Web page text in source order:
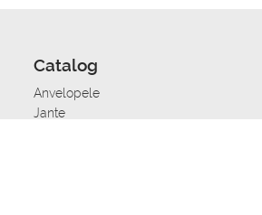
Catalog
Anvelopele
Jante